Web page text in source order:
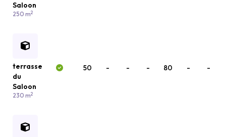
Saloon
250 m2
terrasse
du
Saloon
230 m2
50 - - - 80 - -